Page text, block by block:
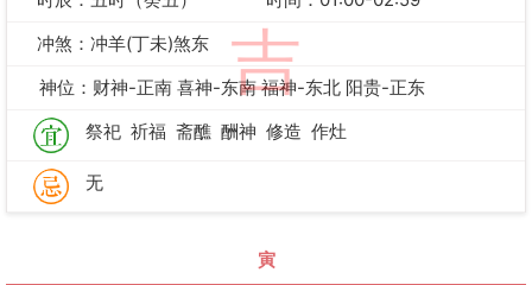
吉
冲煞：冲羊(丁未)煞东
神位：财神-正南 喜神-东南 福神-东北 阳贵-正东
祭祀 祈福 斋醮 酬神 修造 作灶
无
寅